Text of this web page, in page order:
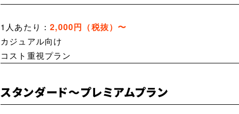
1人あたり：2,000円（税抜）〜
カジュアル向け
コスト重視プラン
スタンダード〜プレミアムプラン